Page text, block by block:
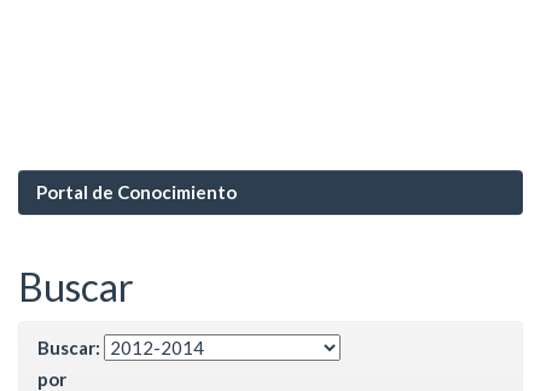
Portal de Conocimiento
Buscar
Buscar:
por